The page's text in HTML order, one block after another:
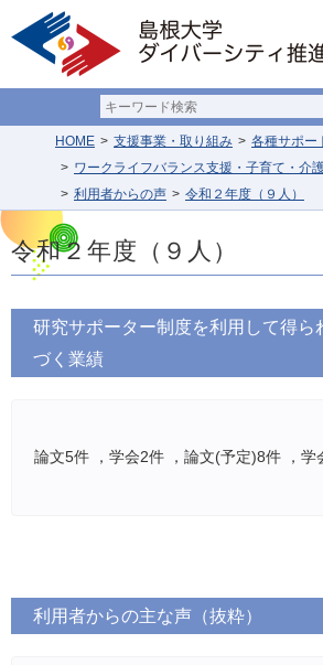
HOME 支援事業・取り組み
各種サポー
ワークライフバランス支援・子育て・介
利用者からの声
令和２年度（９人）
令和２年度（９人）
研究サポーター制度を利用して得ら
づく業績
論文5件 ，学会2件 ，論文(予定)8件 ，学
利用者からの主な声（抜粋）